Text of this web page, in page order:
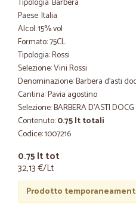
Paese: Italia
Alcol: 15% vol
Formato: 75CL
Tipologia: Rossi
Selezione: Vini Rossi
Denominazione: Barbera d'asti
Cantina: Pavia agostino
Selezione: BARBERA D'ASTI DOCG
Contenuto:0.75 lt totali
Codice: 1007216
0.75 lt tot
32,13 €/Lt
Prodotto